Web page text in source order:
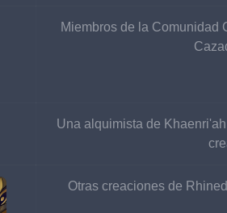
Miembros de la Comunidad
Una alquimista de
Otras creaciones de